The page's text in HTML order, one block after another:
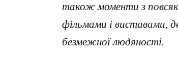
також моменти з
фільмами і виставами,
безмежної людяності.